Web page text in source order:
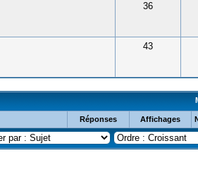
36
43
Réponses Affichages